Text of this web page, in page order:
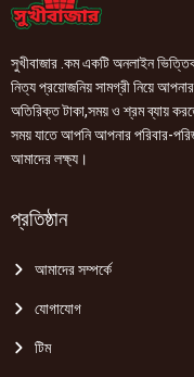
সুখীবাজার .কম একটি অনলাইন
নিত্য প্রয়োজনিয় সামগ্রী নিয়ে
অতিরিক্ত টাকা,সময় ও শ্রম ব্যায়
সময় যাতে আপনি আপনার পরিবার-
আমাদের লক্ষ্য।
প্রতিষ্ঠান
আমাদের সম্পর্কে
যোগাযোগ
টিম